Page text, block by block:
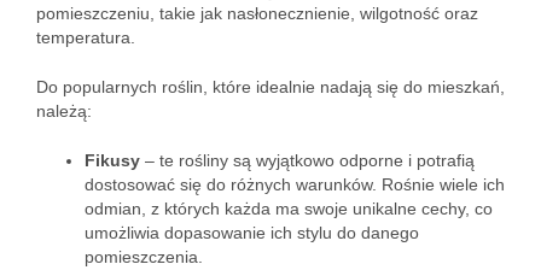
pomieszczeniu, takie jak nasłonecznienie, wilgotność oraz
temperatura.
Do popularnych roślin, które idealnie nadają się do mieszkań,
należą:
Fikusy – te rośliny są wyjątkowo odporne i potrafią
dostosować się do różnych warunków. Rośnie wiele ich
odmian, z których każda ma swoje unikalne cechy, co
umożliwia dopasowanie ich stylu do danego
pomieszczenia.